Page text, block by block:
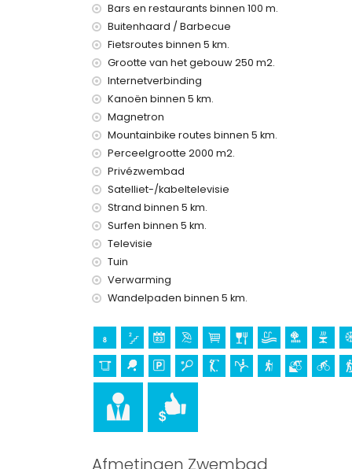
huisdieren zijn niet toegestaan
De accommodatie is zeer geschikt voor
Faciliteiten en diensten inbegrepen in de
internet (glasvezel)
stofzuiger en strijkijzer met strijkplank
bedlinnen en handdoeken
receptieservice en 24-uurs noodservice
tafeltennis
centrale verwarming en airconditioning
Faciliteiten en diensten tegen meerprijs
extra bed en kinderbedjes (op aanvraag)
Vermaak en vrijetijdsactiviteiten voor uw
bioscoop, theater, bar en promenade
Bezienswaardigheden en cultuur in Jávea,
museum (Histórico de Jávea, Jávea), kerk
(Pueblo de Jávea en Jávea) (binnen 5
kasteel (Portal de la Vila en Denia) (binnen 25
Sporten
tennis, golf (Club de Golf Jávea), paardrijden,
vissen, duiken, snorkelen en surfen (binnen 5
Bars en restaurants binnen 100 m.
Buitenhaard / Barbecue
Fietsroutes binnen 5 km.
Grootte van het gebouw 250 m2.
Internetverbinding
Kanoën binnen 5 km.
Magnetron
Mountainbike routes binnen 5 km.
Perceelgrootte 2000 m2.
Privézwembad
Satelliet-/kabeltelevisie
Strand binnen 5 km.
Surfen binnen 5 km.
Televisie
Tuin
Verwarming
Wandelpaden binnen 5 km.
Afmetingen Zwembad